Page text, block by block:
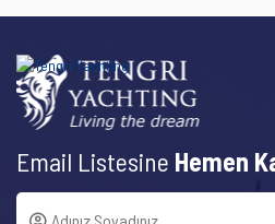
Email Listesine Hemen